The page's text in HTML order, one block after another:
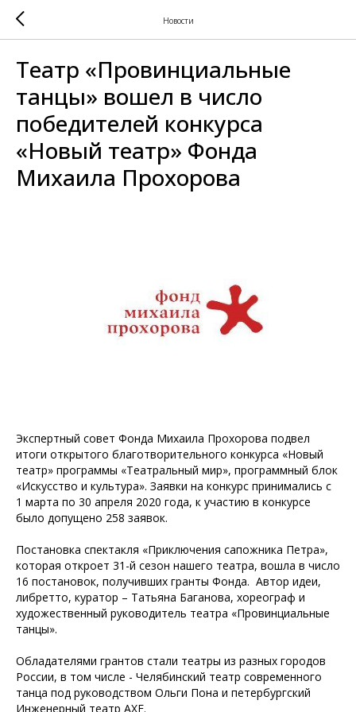
Новости
Театр «Провинциальные
танцы» вошел в число
победителей конкурса
«Новый театр» Фонда
Михаила Прохорова
Экспертный совет Фонда Михаила Прохорова подвел
итоги открытого благотворительного конкурса «Новый
театр» программы «Театральный мир», программный блок
«Искусство и культура». Заявки на конкурс принимались с
1 марта по 30 апреля 2020 года, к участию в конкурсе
было допущено 258 заявок.
Постановка спектакля «Приключения сапожника Петра»,
которая откроет 31-й сезон нашего театра, вошла в число
16 постановок, получивших гранты Фонда. Автор идеи,
либретто, куратор – Татьяна Баганова, хореограф и
художественный руководитель театра «Провинциальные
танцы».
Обладателями грантов стали театры из разных городов
России, в том числе - Челябинский театр современного
танца под руководством Ольги Пона и петербургский
Инженерный театр АХЕ.